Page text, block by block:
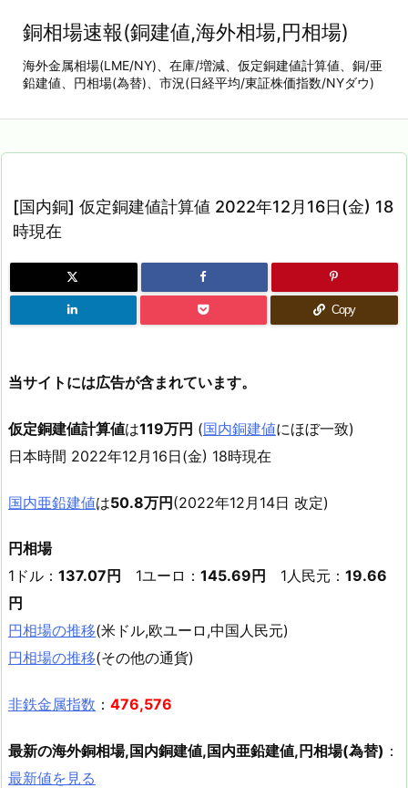
銅相場速報(銅建値,海外相場,円相場)
海外金属相場(LME/NY)、在庫/増減、仮定銅建値計算値、銅/亜
鉛建値、円相場(為替)、市況(日経平均/東証株価指数/NYダウ)
[国内銅] 仮定銅建値計算値 2022年12月16日(金) 18
時現在
Copy
当サイトには広告が含まれています。
仮定銅建値計算値は119万円 (国内銅建値にほぼ一致)
日本時間 2022年12月16日(金) 18時現在
国内亜鉛建値は50.8万円(2022年12月14日 改定)
円相場
1ドル： 137.07円 1ユーロ： 145.69円 1人民元： 19.66
円
円相場の推移(米ドル,欧ユーロ,中国人民元)
円相場の推移(その他の通貨)
非鉄金属指数 ： 476,576
最新の海外銅相場,国内銅建値,国内亜鉛建値,円相場(為替) ：
最新値を見る